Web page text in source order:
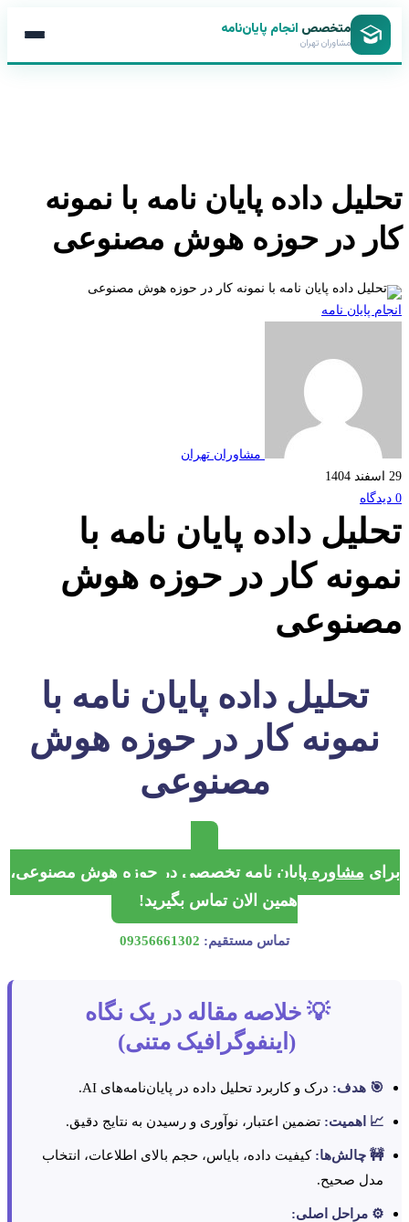
متخصصانجام پایان‌نامه
مشاوران تهران
داده پایان نامه با نمونه
در حوزه هوش مصنوعی
پایان نامه
مشاوران تهران
داده پایان نامه با
کار در حوزه هوش
تحلیل داده پایان نامه با
نمونه کار در حوزه هوش
مصنوعی
مشاوره پایان نامه تخصصی در حوزه هوش مصنوعی،
همین الان تماس بگیرید!
تماس مستقیم: 09356661302
💡 خلاصه مقاله در یک نگاه
(اینفوگرافیک متنی)
هدف:درک و کاربرد تحلیل داده در پایان‌نامه‌های AI.
اهمیت:تضمین اعتبار، نوآوری و رسیدن به نتایج دقیق.
چالش‌ها:کیفیت داده، بایاس، حجم بالای اطلاعات، انتخاب
صحیح.
مراحل اصلی: